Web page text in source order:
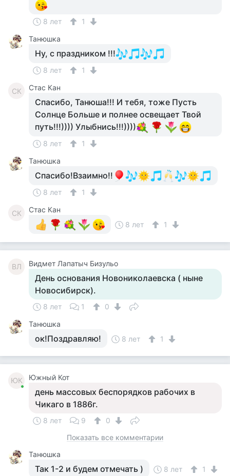
8 лет
1
Танюшка
Ну, с праздником !!!
8 лет 1
СК Стас Кан
Спасибо, Танюша!!! И тебя, тоже Пусть
Солнце Больше и полнее освещает Твой
путь!!!)))) Улыбнись!!!))))
8 лет
1
Танюшка
Спасибо!Взаимно!!
8 лет 1
СК
Стас Кан
8 лет
1
ВЛ Видмет Лапатыч Бизульо
День основания Новониколаевска ( ныне
Новосибирск).
8 лет 1
0
Танюшка
ок!Поздравляю! 8 лет 1
ЮК Южный Кот
день массовых беспорядков рабочих в
Чикаго в 1886г.
8 лет 9
0
Показать все комментарии
Танюшка
Так 1-2 и будем отмечать ) 8 лет 1